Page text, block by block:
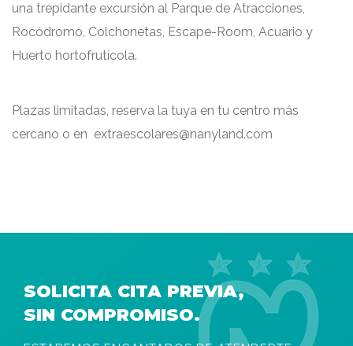
una trepidante excursión al Parque de Atracciones,
Rocódromo, Colchonetas, Escape-Room, Acuario y
Huerto hortofrutícola.
Plazas limitadas, reserva la tuya en tu centro más
cercano o en extraescolares@nanyland.com
SOLICITA CITA PREVIA,
SIN COMPROMISO.